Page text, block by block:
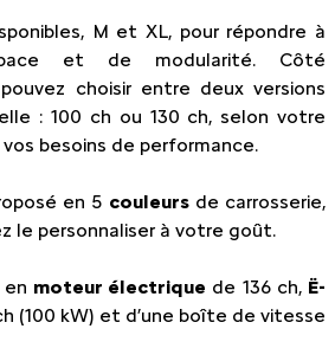
M et XL, pour répondre à
et de modularité. Côté
choisir entre deux versions
: 100 ch ou 130 ch, selon votre
besoins de performance.
en 5 couleursde carrosserie,
le personnaliser à votre goût.
en moteur électrique de 136 ch, Ë-
(100 kW) et d’une boîte de vitesse